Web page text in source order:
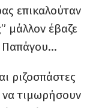
επικαλούταν
μάλλον έβαζε
Παπάγου…
ριζοσπάστες
να τιμωρήσουν